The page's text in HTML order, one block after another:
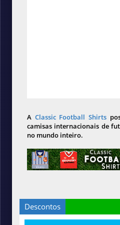
A Classic Football Shirts
camisas internacionais de
no mundo inteiro.
Descontos